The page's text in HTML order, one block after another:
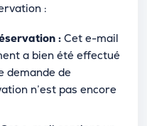
:
: Cet e-mail
a bien été effectué
demande de
n’est pas encore